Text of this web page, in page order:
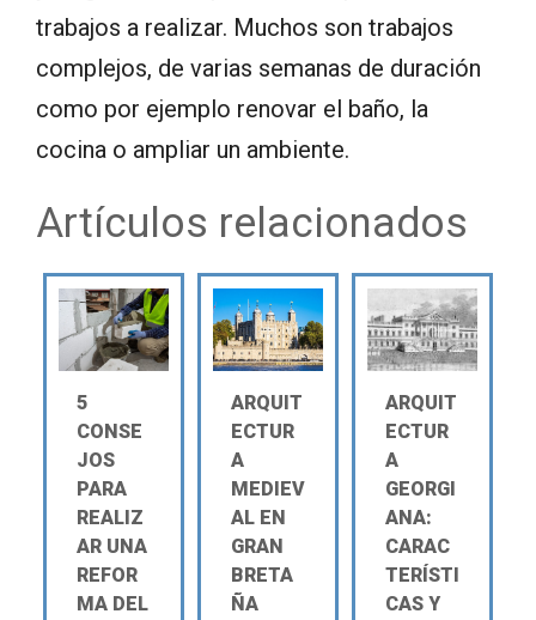
trabajos a realizar. Muchos son trabajos
complejos, de varias semanas de duración
como por ejemplo renovar el baño, la
cocina o ampliar un ambiente.
Artículos relacionados
5
CONSE
JOS
PARA
REALIZ
AR UNA
REFOR
MA DEL
ARQUIT
ECTUR
A
MEDIEV
AL EN
GRAN
BRETA
ÑA
ARQUIT
ECTUR
A
GEORGI
ANA:
CARAC
TERÍSTI
CAS Y